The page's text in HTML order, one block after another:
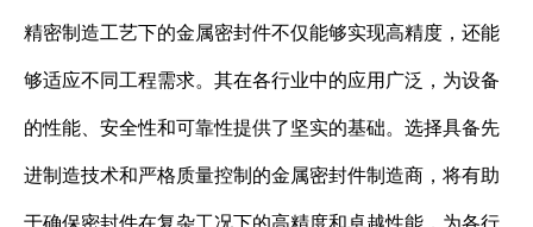
精密制造工艺下的金属密封件不仅能够实现高精度，还能
够适应不同工程需求。其在各行业中的应用广泛，为设备
的性能、安全性和可靠性提供了坚实的基础。选择具备先
进制造技术和严格质量控制的金属密封件制造商，将有助